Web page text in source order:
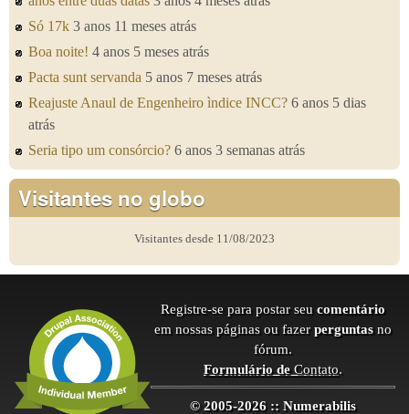
Só 17k 3 anos 11 meses atrás
Boa noite! 4 anos 5 meses atrás
Pacta sunt servanda 5 anos 7 meses atrás
Reajuste Anaul de Engenheiro ìndice INCC? 6 anos 5 dias
atrás
Seria tipo um consórcio? 6 anos 3 semanas atrás
Visitantes no globo
Visitantes desde 11/08/2023
Registre-se para postar seu comentário
em nossas páginas ou fazer perguntas no
fórum.
Formulário deContato.
© 2005-2026 :: Numerabilis